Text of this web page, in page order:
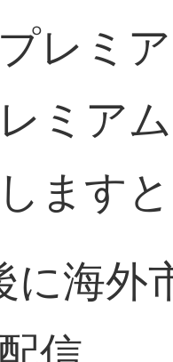
プレミ
ミア
ます
に海